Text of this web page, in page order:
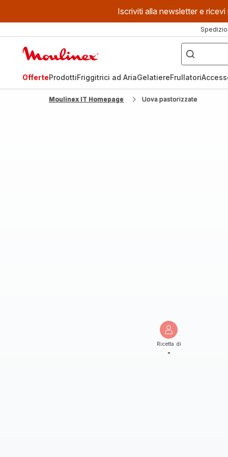
Iscriviti alla newsletter e
Cosa
stai
cercando?
OfferteProdottiFriggitrici ad AriaGelatiereFrullatori
Moulinex IT Homepage Uova pastorizzate
Ricetta di
-